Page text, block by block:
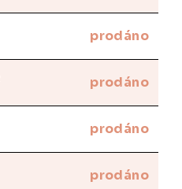
prodáno
prodáno
prodáno
prodáno